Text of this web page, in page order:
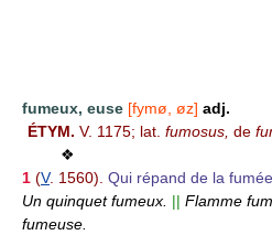
fumeux, euse [fymø, øz] adj.
ÉTYM. V. 1175; lat. fumosus, de
❖
1 (V. 1560). Qui répand de la
Un quinquet fumeux. || Flamme
fumeuse.